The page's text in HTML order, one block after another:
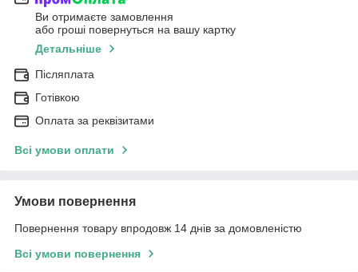
Ви отримаєте замовлення
або гроші повернуться на вашу картку
Детальніше
Післяплата
Готівкою
Оплата за реквізитами
Всі умови оплати
Умови повернення
Повернення товару впродовж 14 днів за домовленістю
Всі умови повернення